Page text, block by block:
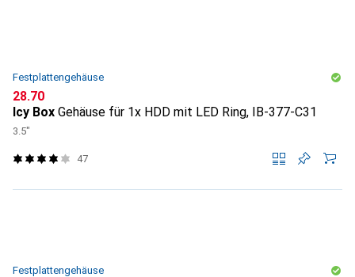
Festplattengehäuse
CHF
28.70
Icy Box
Gehäuse für 1x HDD mit LED Ring, IB-377-C31
3.5"
47
Festplattengehäuse